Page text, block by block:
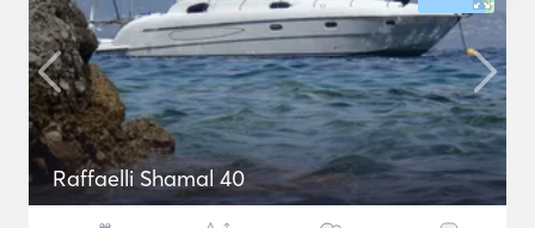
Raffaelli Shamal 40